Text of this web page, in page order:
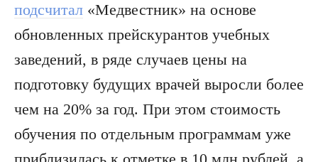
подсчитал «Медвестник» на основе
обновленных прейскурантов учебных
заведений, в ряде случаев цены на
подготовку будущих врачей выросли более
чем на 20% за год. При этом стоимость
обучения по отдельным программам уже